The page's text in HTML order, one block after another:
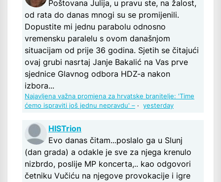
Poštovana Julija, u pravu ste, na žalost,
od rata do danas mnogi su se promijenili.
Dopustite mi jednu parabolu odnosno
vremensku paralelu s ovom današnjom
situacijam od prije 36 godina. Sjetih se čitajući
ovaj grubi nasrtaj Janje Bakalić na Vas prve
sjednice Glavnog odbora HDZ-a nakon
izbora...
Najavljena važna promjena za hrvatske branitelje: 'Time
ćemo ispraviti još jednu nepravdu' – · yesterday
HISTrion
Evo danas čitam...poslalo ga u Slunj
(dan grada) a odakle je sve za njega krenulo
nizbrdo, poslije MP koncerta,.. kao odgovori
četniku Vučiću na njegove provokacije i igre